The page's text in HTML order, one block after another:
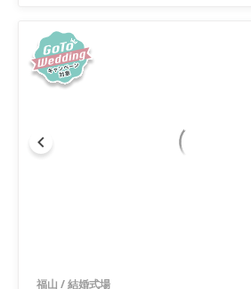
福山 /結婚式場